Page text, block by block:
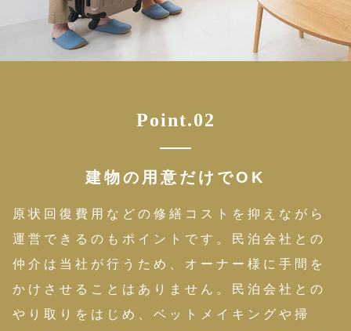
Point.02
建物の用意だけでOK
原状回復費用などの修繕コストを抑えながら
運営できるのもポイントです。民泊会社との
仲介は当社が行うため、オーナー様に手間を
かけさせることはありません。民泊会社との
やり取りをはじめ、ベットメイキングや掃